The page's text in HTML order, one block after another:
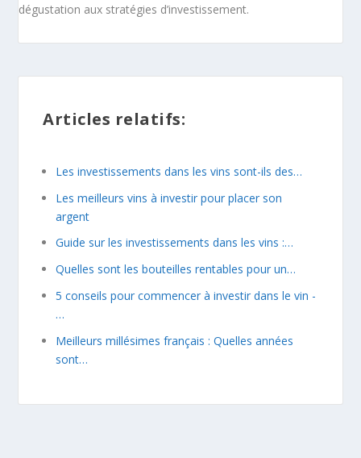
dégustation aux stratégies d’investissement.
Articles relatifs:
Les investissements dans les vins sont-ils des…
Les meilleurs vins à investir pour placer son
argent
Guide sur les investissements dans les vins :…
Quelles sont les bouteilles rentables pour un…
5 conseils pour commencer à investir dans le vin -
…
Meilleurs millésimes français : Quelles années
sont…